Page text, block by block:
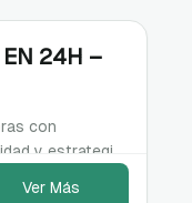
EN 24H –
con
y estrategia
Ver Más